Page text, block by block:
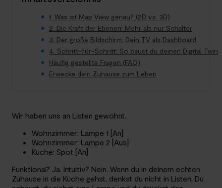
1. Was ist Map View genau? (2D vs. 3D)
2. Die Kraft der Ebenen: Mehr als nur Schalter
3. Der große Bildschirm: Dein TV als Dashboard
4. Schritt-für-Schritt: So baust du deinen Digital Twin
Häufig gestellte Fragen (FAQ)
Erwecke dein Zuhause zum Leben
Wir haben uns an Listen gewöhnt.
Wohnzimmer: Lampe 1 [An]
Wohnzimmer: Lampe 2 [Aus]
Küche: Spot [An]
Funktional? Ja. Intuitiv? Nein. Wenn du in deinem echten
Zuhause in die Küche gehst, denkst du nicht in Listen. Du